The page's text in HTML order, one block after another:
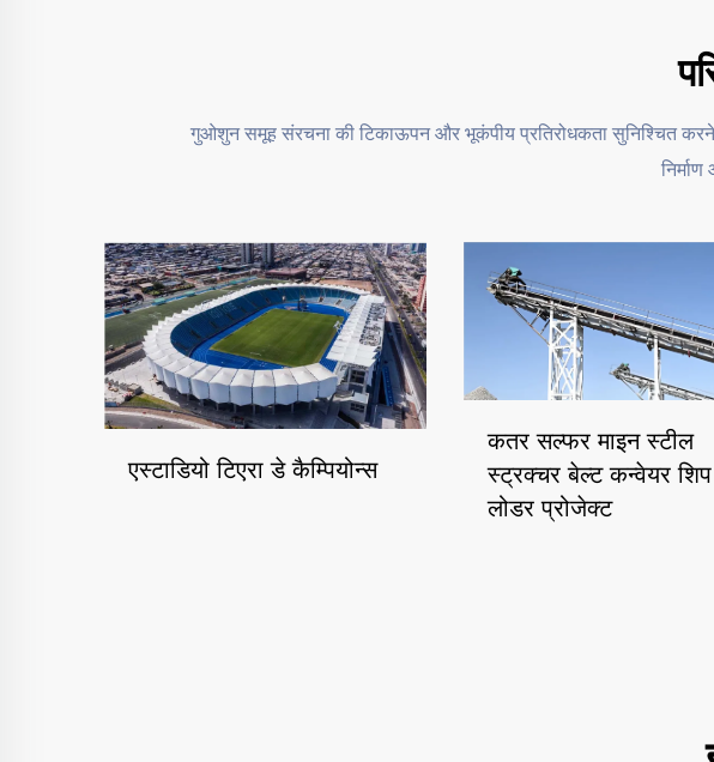
गुओशुन समूह संरचना की टिकाऊपन और भूकंपीय प्रतिरोधकता सुनिश्चित
एस्टाडियो टिएरा डे कैम्पियोन्स
कतर सल्फर माइन स्टील
स्ट्रक्चर बेल्ट कन्वेयर शिप
लोडर प्रोजेक्ट